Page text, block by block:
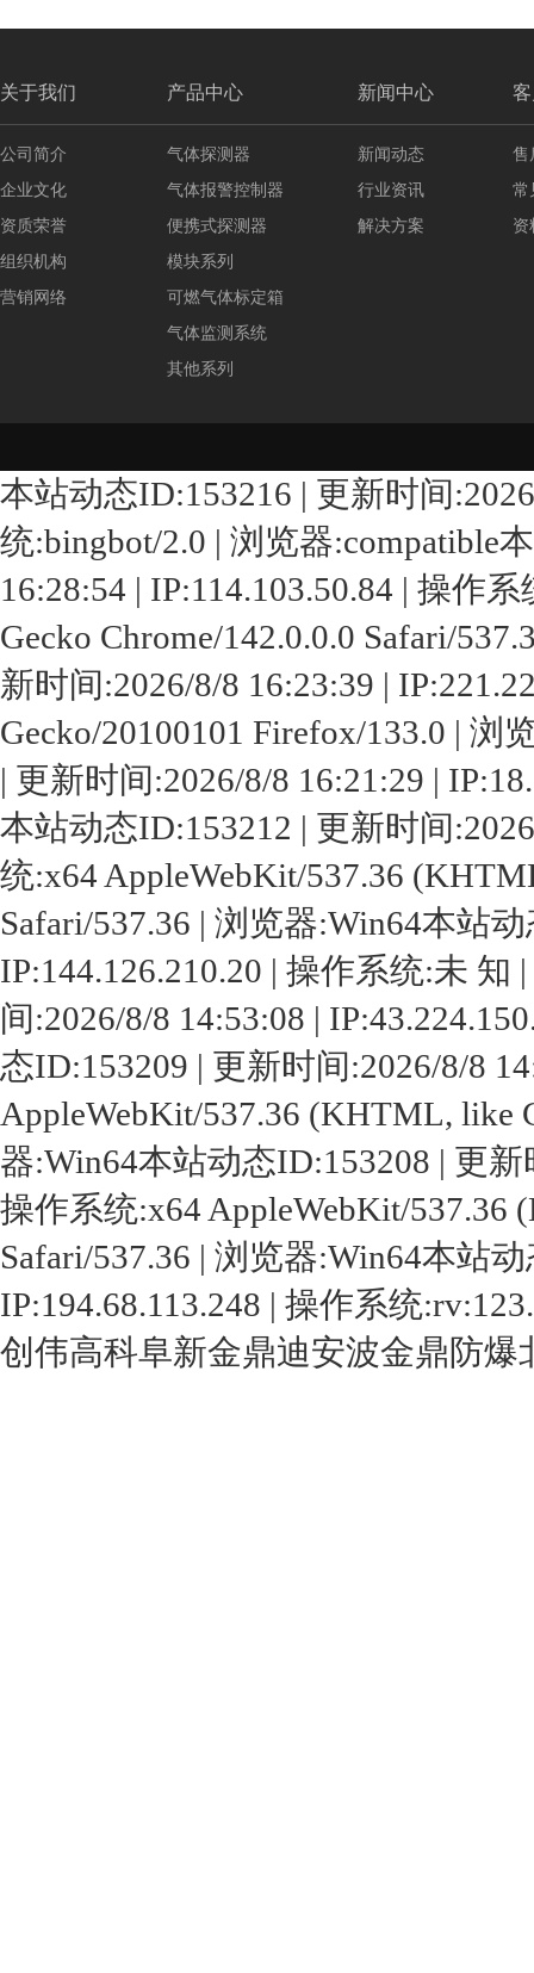
关于我们 产品中心 新闻中心
公司简介
企业文化
资质荣誉
组织机构
营销网络
气体探测器
气体报警控制器
便携式探测器
模块系列
可燃气体标定箱
气体监测系统
其他系列
新闻动态
行业资讯
解决方案
售
常
资
本站动态ID:153216 | 更新时间
统:bingbot/2.0 | 浏览器:compatible
16:28:54 | IP:114.103.50.84 | 操作
Gecko Chrome/142.0.0.0 Safari/
新时间:2026/8/8 16:23:39 |
Gecko/20100101 Firefox/133.0 | 浏
| 更新时间:2026/8/8 16:21:29 |
本站动态ID:153212 | 更新时间
统:x64 AppleWebKit/537.36
Safari/537.36 | 浏览器:Win64本站
IP:144.126.210.20 | 操作系统:未
间:2026/8/8 14:53:08 |
态ID:153209 | 更新时间:2026/8/8
AppleWebKit/537.36 (KHTML, like
器:Win64本站动态ID:153208 | 更新
操作系统:x64 AppleWebKit/537.36
Safari/537.36 | 浏览器:Win64本站
IP:194.68.113.248 | 操作系统
创伟高科阜新金鼎迪安波金鼎防爆